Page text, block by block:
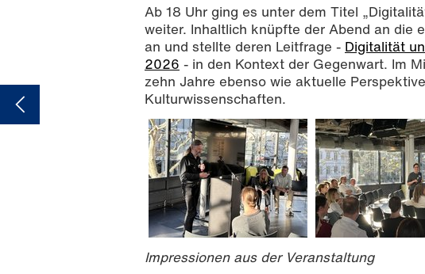
Ab 18 Uhr ging es unter dem Titel
weiter. Inhaltlich knüpfte der Abend an die
an und stellte deren Leitfrage - Digitalität
2026 - in den Kontext der Gegenwart. Im
zehn Jahre ebenso wie aktuelle
Kulturwissenschaften.
Impressionen aus der Veranstaltung